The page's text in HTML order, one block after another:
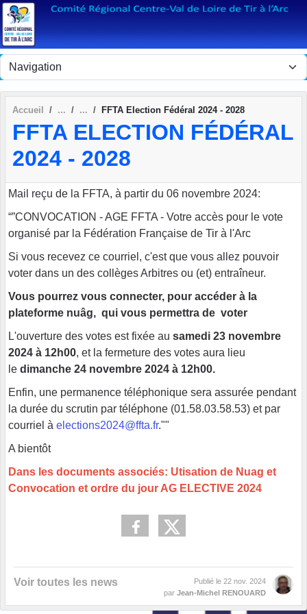
Accueil FFTA Election Fédéral 2024 - 2028
FFTA ELECTION FÉDÉRAL
2024 - 2028
Mail reçu de la FFTA, à partir du 06 novembre 2024:
“”CONVOCATION - AGE FFTA - Votre accès pour le vote
organisé par la Fédération Française de Tir à l'Arc
Si vous recevez ce courriel, c'est que vous allez pouvoir
voter dans un des collèges Arbitres ou (et) entraîneur.
Vous pourrez vous connecter, pour accéder à la
plateforme nuâg, qui vous permettra de voter
L'ouverture des votes est fixée au samedi 23 novembre
2024 à 12h00, et la fermeture des votes aura lieu
le dimanche 24 novembre 2024 à 12h00.
Enfin, une permanence téléphonique sera assurée pendant
la durée du scrutin par téléphone (01.58.03.58.53) et par
courriel à elections2024@ffta.fr.""
A bientôt
Dans les documents associés: Utisation de Nuag et
Convocation et ordre du jour AG ELECTIVE 2024
Voir toutes les news Publié le 22 nov. 2024
par Jean-Michel RENOUARD
Panneau de gestion des cookies